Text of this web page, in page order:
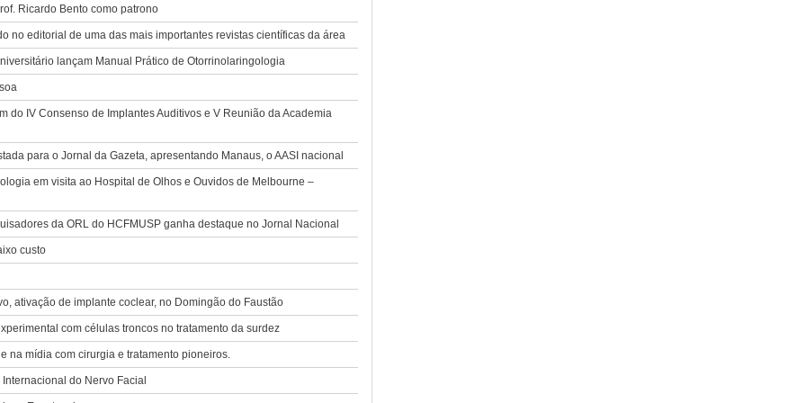
Ricardo Bento como patrono
no editorial de uma das mais importantes revistas científicas da área
lançam Manual Prático de Otorrinolaringologia
do IV Consenso de Implantes Auditivos e V Reunião da Academia
para o Jornal da Gazeta, apresentando Manaus, o AASI nacional
em visita ao Hospital de Olhos e Ouvidos de Melbourne –
da ORL do HCFMUSP ganha destaque no Jornal Nacional
custo
ativação de implante coclear, no Domingão do Faustão
com células troncos no tratamento da surdez
na mídia com cirurgia e tratamento pioneiros.
do Nervo Facial